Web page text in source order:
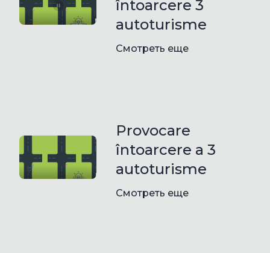
întoarcere 3
autoturisme
Смотреть еще
Provocare
întoarcere a 3
autoturisme
Смотреть еще